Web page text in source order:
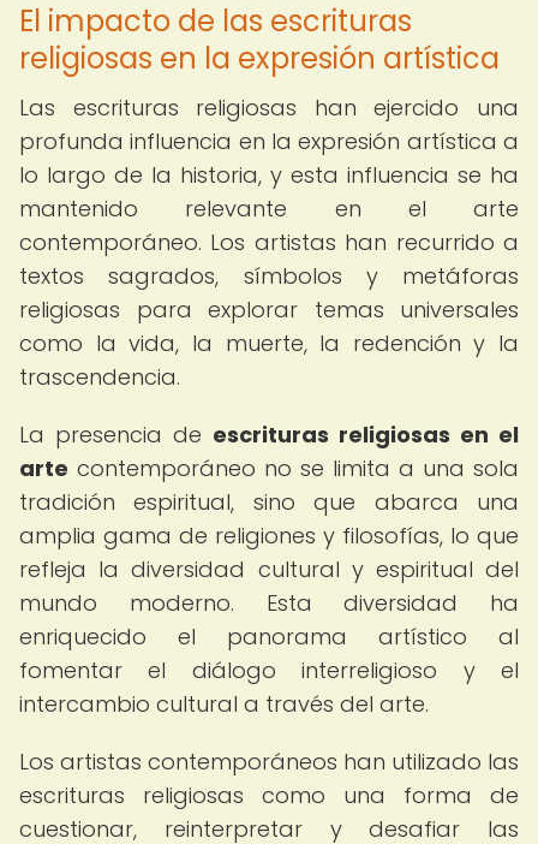
El impacto de las escrituras
religiosas en la expresión artística
Las escrituras religiosas han ejercido una
profunda influencia en la expresión artística a
lo largo de la historia, y esta influencia se ha
mantenido relevante en el arte
contemporáneo. Los artistas han recurrido a
textos sagrados, símbolos y metáforas
religiosas para explorar temas universales
como la vida, la muerte, la redención y la
trascendencia.
La presencia de escrituras religiosas en el
arte contemporáneo no se limita a una sola
tradición espiritual, sino que abarca una
amplia gama de religiones y filosofías, lo que
refleja la diversidad cultural y espiritual del
mundo moderno. Esta diversidad ha
enriquecido el panorama artístico al
fomentar el diálogo interreligioso y el
intercambio cultural a través del arte.
Los artistas contemporáneos han utilizado las
escrituras religiosas como una forma de
cuestionar, reinterpretar y desafiar las